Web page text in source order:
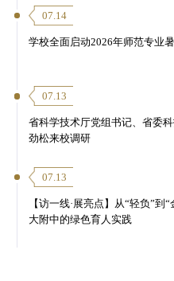
07.14
学校全面启动2026年师范专业
07.13
省科学技术厅党组书记、省委
劲松来校调研
07.13
【访一线·展亮点】从“轻负”到
大附中的绿色育人实践